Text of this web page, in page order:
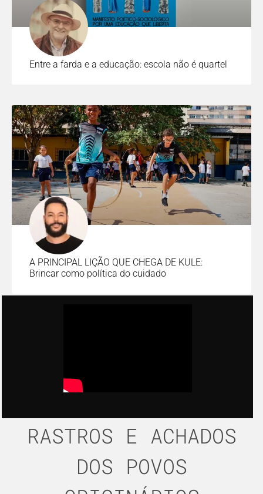
Entre a farda e a educação: escola não é quartel
A PRINCIPAL LIÇÃO QUE CHEGA DE KULE:
Brincar como política do cuidado
RASTROS E ACHADOS
DOS POVOS